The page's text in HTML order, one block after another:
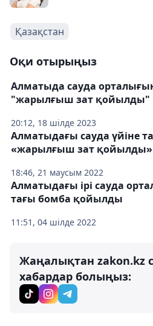
Қазақстан
Оқи отырыңыз
20:12, 18 шілде 2023
Алматыда сауда
"жарылғыш зат қойылды"
18:46, 21 маусым 2022
Алматыдағы сауда үйіне
«жарылғыш зат қойылды»
11:51, 04 шілде 2022
Алматыдағы ірі сауда
тағы бомба қойылды
Жаңалықтан zakon.kz
хабардар болыңыз: